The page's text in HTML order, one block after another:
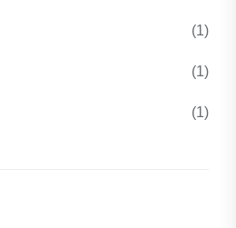
(1)
(1)
(1)